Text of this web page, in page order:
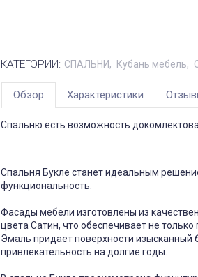
КАТЕГОРИИ: СПАЛЬНИ Кубань мебель
Обзор Характеристики
Спальню есть возможность
Спальня Букле станет идеальным
функциональность.
Фасады мебели изготовлены из
цвета Сатин, что обеспечивает не
Эмаль придает поверхности изысканный
привлекательность на долгие годы.